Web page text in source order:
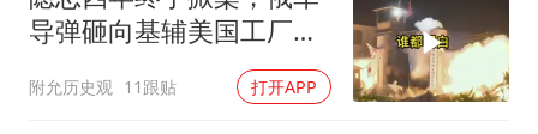
导弹砸向基辅美国工厂，
附允历史观 11跟贴 打开APP